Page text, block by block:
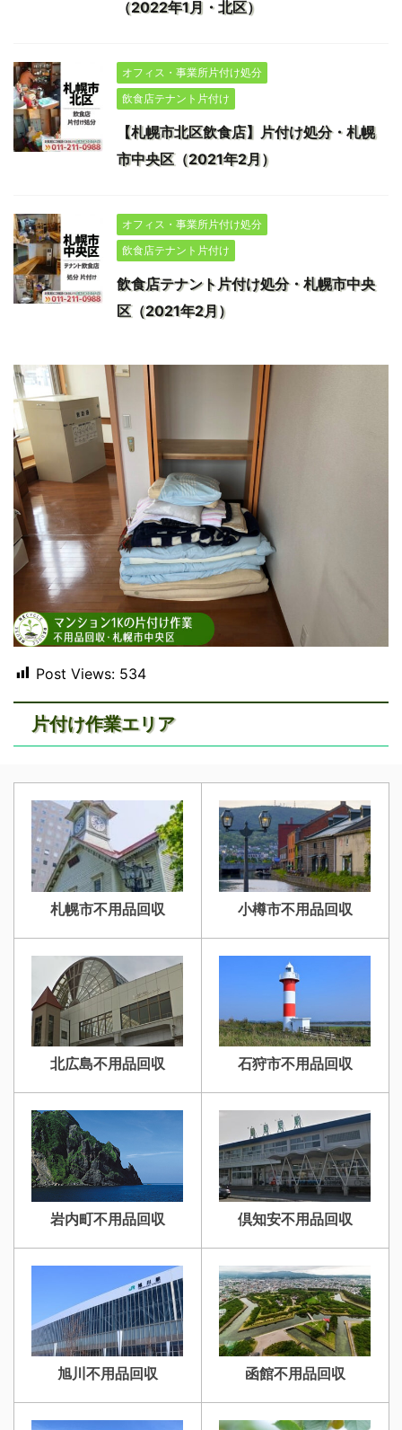
（2022年1月・北区）
オフィス・事業所片付け処分
飲食店テナント片付け
【札幌市北区飲食店】片付け処分・札幌
市中央区（2021年2月）
オフィス・事業所片付け処分
飲食店テナント片付け
飲食店テナント片付け処分・札幌市中央
区（2021年2月）
Post Views: 534
片付け作業エリア
札幌市不用品回収 小樽市不用品回収
北広島不用品回収 石狩市不用品回収
岩内町不用品回収 倶知安不用品回収
旭川不用品回収 函館不用品回収